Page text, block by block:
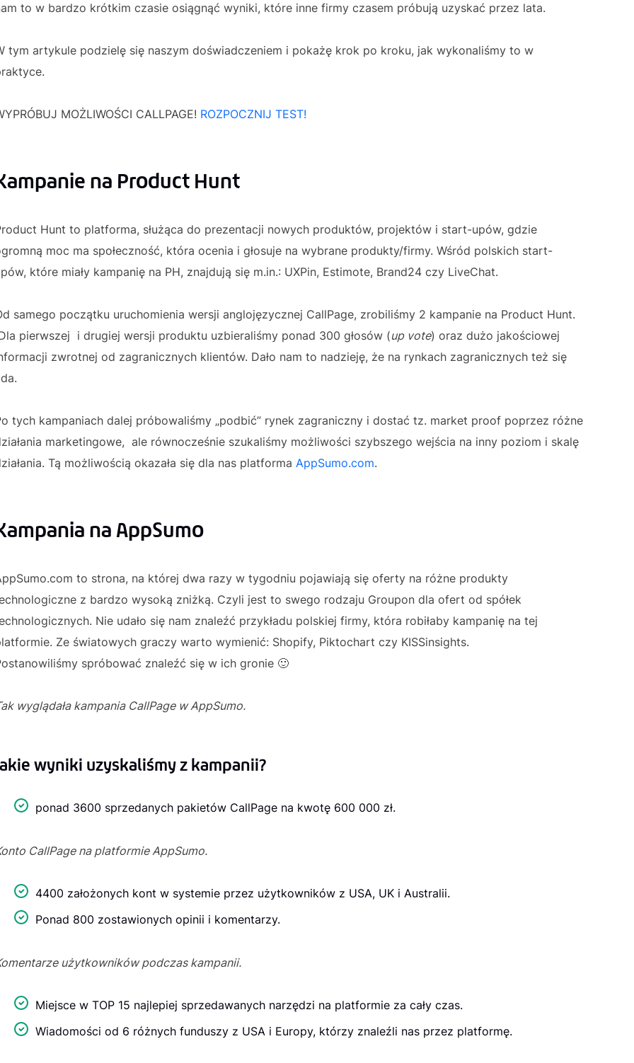
to w bardzo krótkim czasie osiągnąć wyniki, które inne firmy czasem próbują uzyskać przez lata.
tym artykule podzielę się naszym doświadczeniem i pokażę krok po kroku, jak wykonaliśmy to w
MOŻLIWOŚCI CALLPAGE! ROZPOCZNIJ TEST!
na Product Hunt
Hunt to platforma, służąca do prezentacji nowych produktów, projektów i start-upów, gdzie
moc ma społeczność, która ocenia i głosuje na wybrane produkty/firmy. Wśród polskich start-
które miały kampanię na PH, znajdują się m.in.: UXPin, Estimote, Brand24 czy LiveChat.
samego początku uruchomienia wersji anglojęzycznej CallPage, zrobiliśmy 2 kampanie na Product Hunt.
pierwszej i drugiej wersji produktu uzbieraliśmy ponad 300 głosów (up vote) oraz dużo jakościowej
zwrotnej od zagranicznych klientów. Dało nam to nadzieję, że na rynkach zagranicznych też się
tych kampaniach dalej próbowaliśmy „podbić” rynek zagraniczny i dostać tz. market proof poprzez różne
marketingowe, ale równocześnie szukaliśmy możliwości szybszego wejścia na inny poziom i skalę
Tą możliwością okazała się dla nas platforma AppSumo.com.
na AppSumo
to strona, na której dwa razy w tygodniu pojawiają się oferty na różne produkty
z bardzo wysoką zniżką. Czyli jest to swego rodzaju Groupon dla ofert od spółek
Nie udało się nam znaleźć przykładu polskiej firmy, która robiłaby kampanię na tej
Ze światowych graczy warto wymienić: Shopify, Piktochart czy KISSinsights.
spróbować znaleźć się w ich gronie 🙂
wyglądała kampania CallPage w AppSumo.
wyniki uzyskaliśmy z kampanii?
ponad 3600 sprzedanych pakietów CallPage na kwotę 600 000 zł.
CallPage na platformie AppSumo.
4400 założonych kont w systemie przez użytkowników z USA, UK i Australii.
Ponad 800 zostawionych opinii i komentarzy.
użytkowników podczas kampanii.
Miejsce w TOP 15 najlepiej sprzedawanych narzędzi na platformie za cały czas.
Wiadomości od 6 różnych funduszy z USA i Europy, którzy znaleźli nas przez platformę.